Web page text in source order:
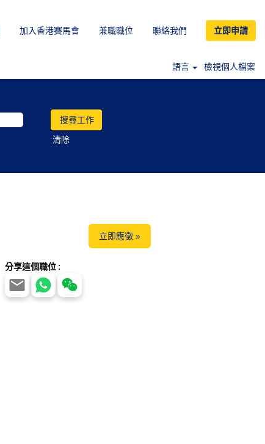
加入香港賽馬會 兼職職位 聯絡我們 立即申請
語言 檢視個人檔案
清除
立即應徵 »
分享這個職位 :